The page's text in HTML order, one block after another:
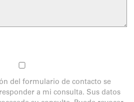
del formulario de contacto se
a mi consulta. Sus datos